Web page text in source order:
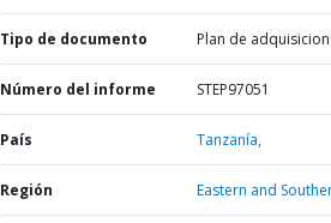
Tipo de documento Plan de
Número del informe STEP97051
País Tanzanía,
Región Eastern and